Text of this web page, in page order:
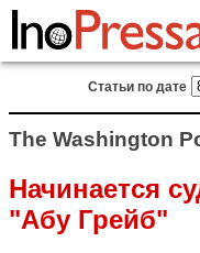
Статьи по дате
The Washington
Начинается
"Абу Грейб"